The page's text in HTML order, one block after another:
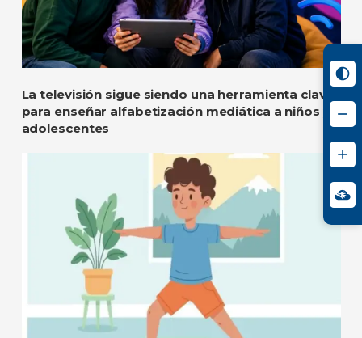
La televisión sigue siendo una herramienta clave
para enseñar alfabetización mediática a niños y
adolescentes